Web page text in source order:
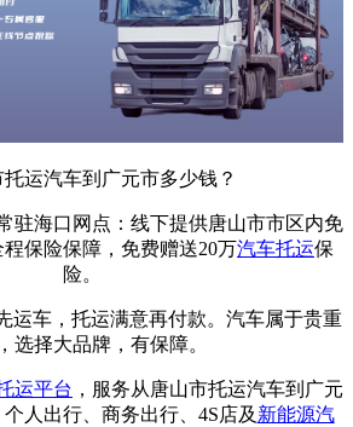
托运汽车到广元市多少钱？
驻海口网点：线下提供唐山市市区内免
保险保障，免费赠送20万汽车托运保
险。
运车，托运满意再付款。汽车属于贵重
选择大品牌，有保障。
运平台 ，服务从唐山市托运汽车到广元
人出行、商务出行、4S店及 新能源汽